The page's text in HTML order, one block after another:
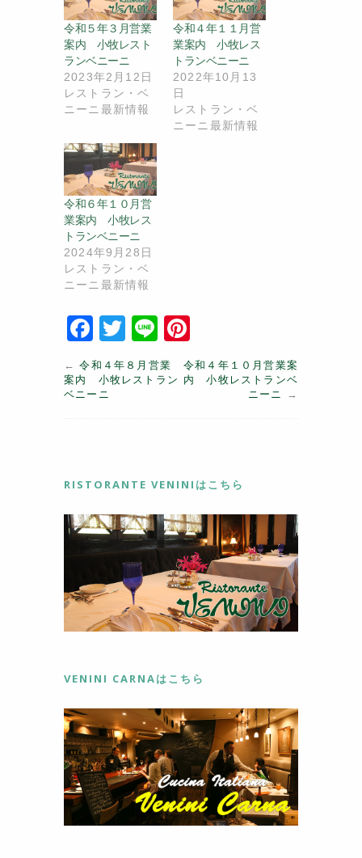
令和５年３月営業
案内 小牧レスト
ランベニーニ
2023年2月12日
レストラン・ベ
ニーニ最新情報
令和４年１１月営
業案内 小牧レス
トランベニーニ
2022年10月13
日
レストラン・ベ
ニーニ最新情報
令和６年１０月営
業案内 小牧レス
トランベニーニ
2024年9月28日
レストラン・ベ
ニーニ最新情報
F
a
c
e
o
k
T
w
itt
Li
n
e
nt
er
←令和４年８月営業
案内 小牧レストラン
ベニーニ
令和４年１０月営業案
内 小牧レストランベ
ニーニ
→
RISTORANTE VENINIはこちら
VENINI CARNAはこちら